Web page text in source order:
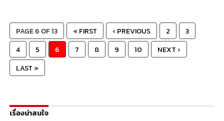
PAGE 6 OF 13 « FIRST ‹ PREVIOUS 2
3
4
5 6 7 8 9 10
NEXT ›
LAST »
เรื่องน่าสนใจ